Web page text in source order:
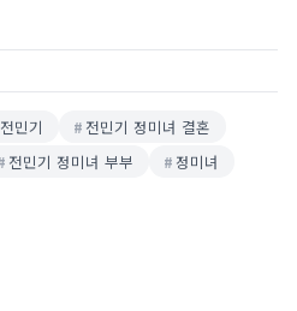
전민기
전민기 정미녀 결혼
전민기 정미녀 부부 정미녀